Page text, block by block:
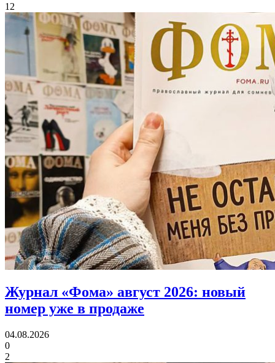
12
Журнал «Фома» август 2026: новый
номер уже в продаже
04.08.2026
0
2